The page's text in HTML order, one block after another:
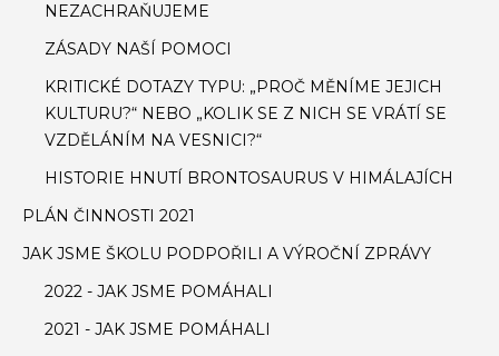
NEZACHRAŇUJEME
ZÁSADY NAŠÍ POMOCI
KRITICKÉ DOTAZY TYPU: „PROČ MĚNÍME JEJICH
KULTURU?“ NEBO „KOLIK SE Z NICH SE VRÁTÍ SE
VZDĚLÁNÍM NA VESNICI?“
HISTORIE HNUTÍ BRONTOSAURUS V HIMÁLAJÍCH
PLÁN ČINNOSTI 2021
JAK JSME ŠKOLU PODPOŘILI A VÝROČNÍ ZPRÁVY
2022 - JAK JSME POMÁHALI
2021 - JAK JSME POMÁHALI